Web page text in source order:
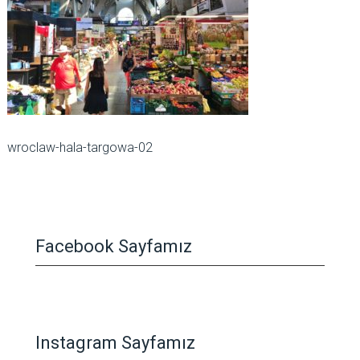
wroclaw-hala-targowa-02
Facebook Sayfamız
Instagram Sayfamız